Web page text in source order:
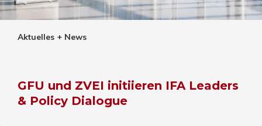
Aktuelles + News
GFU und ZVEI initiieren IFA Leaders
& Policy Dialogue